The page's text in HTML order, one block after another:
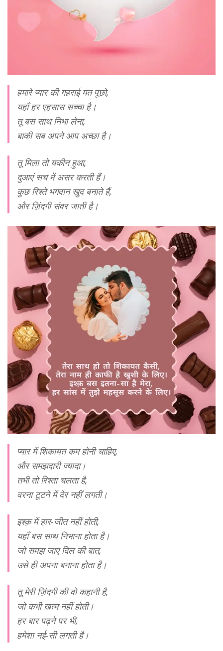
हमारे प्यार की गहराई मत पूछो,
यहाँ हर एहसास सच्चा है।
तू बस साथ निभा लेना,
बाकी सब अपने आप अच्छा है।
तू मिला तो यकीन हुआ,
दुआएं सच में असर करती हैं।
कुछ रिश्ते भगवान खुद बनाते हैं,
और ज़िंदगी संवर जाती है।
प्यार में शिकायत कम होनी चाहिए,
और समझदारी ज्यादा।
तभी तो रिश्ता चलता है,
वरना टूटने में देर नहीं लगती।
इश्क़ में हार-जीत नहीं होती,
यहाँ बस साथ निभाना होता है।
जो समझ जाए दिल की बात,
उसे ही अपना बनाना होता है।
तू मेरी ज़िंदगी की वो कहानी है,
जो कभी खत्म नहीं होती।
हर बार पढ़ने पर भी,
हमेशा नई-सी लगती है।